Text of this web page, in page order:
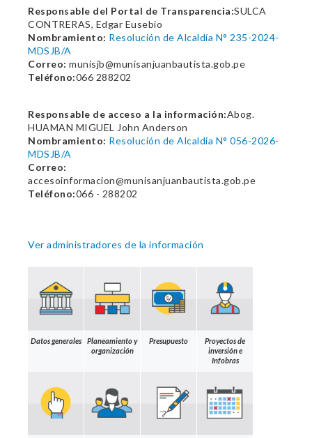
Responsable del Portal de Transparencia:SULCA
CONTRERAS, Edgar Eusebio
Nombramiento: Resolución de Alcaldía N° 235-2024-
MDSJB/A
Correo: munisjb@munisanjuanbautista.gob.pe
Teléfono:066 288202
Responsable de acceso a la información:Abog.
HUAMAN MIGUEL John Anderson
Nombramiento: Resolución de Alcaldía N° 056-2026-
MDSJB/A
Correo:
accesoinformacion@munisanjuanbautista.gob.pe
Teléfono:066 - 288202
Ver administradores de la información
Datos generales
Planeamiento y
organización
Presupuesto
Proyectos de
inversión e
Infobras